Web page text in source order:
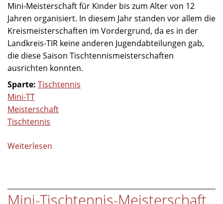
Mini-Meisterschaft für Kinder bis zum Alter von 12
Jahren organisiert. In diesem Jahr standen vor allem die
Kreismeisterschaften im Vordergrund, da es in der
Landkreis-TIR keine anderen Jugendabteilungen gab,
die diese Saison Tischtennismeisterschaften
ausrichten konnten.
Sparte: Tischtennis
Mini-TT
Meisterschaft
Tischtennis
Weiterlesen
des
Mini-Tischtennis-Meisterschaft